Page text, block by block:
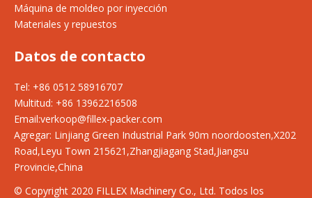
Máquina de moldeo por inyección
Materiales y repuestos
Datos de contacto
Tel: +86 0512 58916707
Multitud: +86 13962216508
Email:verkoop@fillex-packer.com
Agregar: Linjiang Green Industrial Park 90m noordoosten,X202
Road,Leyu Town 215621,Zhangjiagang Stad,Jiangsu
Provincie,China
© Copyright 2020 FILLEX Machinery Co., Ltd. Todos los